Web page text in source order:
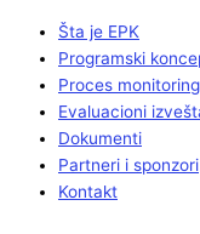
Šta je EPK
Programski
Proces
Evaluacioni
Dokumenti
Partneri i sponzori
Kontakt